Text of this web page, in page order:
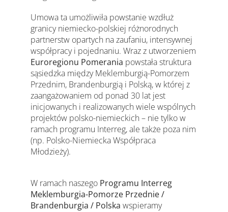
Umowa ta umożliwiła powstanie wzdłuż
granicy niemiecko-polskiej różnorodnych
partnerstw opartych na zaufaniu, intensywnej
współpracy i pojednaniu. Wraz z utworzeniem
Euroregionu Pomerania powstała struktura
sąsiedzka między Meklemburgią-Pomorzem
Przednim, Brandenburgią i Polską, w której z
zaangażowaniem od ponad 30 lat jest
inicjowanych i realizowanych wiele wspólnych
projektów polsko-niemieckich – nie tylko w
ramach programu Interreg, ale także poza nim
(np. Polsko-Niemiecka Współpraca
Młodzieży).
W ramach naszego Programu Interreg
Meklemburgia-Pomorze Przednie /
Brandenburgia / Polska wspieramy